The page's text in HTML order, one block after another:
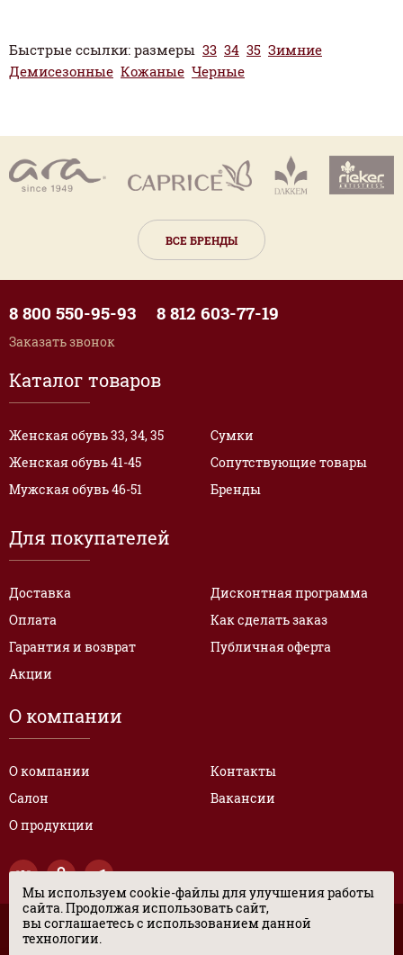
Быстрые ссылки: размеры 33 34 35 Зимние
Демисезонные Кожаные Черные
ВСЕ БРЕНДЫ
Каталог товаров
Женская обувь 33, 34, 35
Женская обувь 41-45
Мужская обувь 46-51
Сумки
Сопутствующие товары
Бренды
Для покупателей
Доставка
Оплата
Гарантия и возврат
Акции
Дисконтная программа
Как сделать заказ
Публичная оферта
О компании
О компании
Салон
О продукции
Контакты
Вакансии
8 800 550-95-93 8 812 603-77-19
Заказать звонок
© “ЦЕНТР ЭКСКЛЮЗИВНЫХ РАЗМЕРОВ ОБУВИ” 2017. Все права
защищены.
Мы используем cookie-файлы для улучшения работы
сайта. Продолжая использовать сайт,
вы соглашаетесь с использованием данной
технологии.